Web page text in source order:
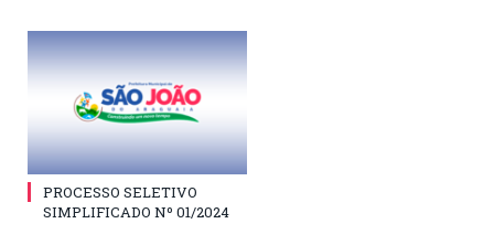
PROCESSO SELETIVO
SIMPLIFICADO Nº 01/2024